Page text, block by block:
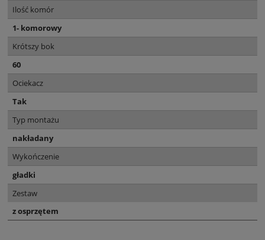
Ilość komór
1- komorowy
Krótszy bok
60
Ociekacz
Tak
Typ montażu
nakładany
Wykończenie
gładki
Zestaw
z osprzętem